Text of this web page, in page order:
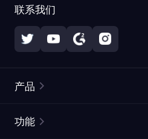
联系我们
产品
功能